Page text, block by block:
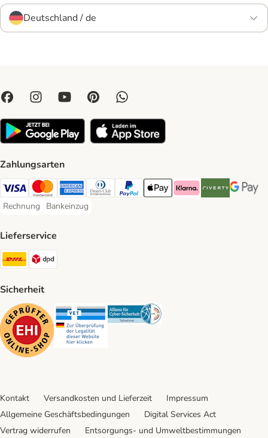
Deutschland / de
Zahlungsarten
Visa Payment Method
Mastercard Payment Method
American Express Payment Method
Diners Club Payment Method
PayPal Payment Method
Apple Pay Payment Method
Klarna Payment Method
Riverty Payment
Google
Rechnung
Rechnung Payment Method
Bankeinzug
Bankeinzug Payment Method
Lieferservice
DHL Shipping Method
Sicherheit
Security Security Security
Kontakt Versandkosten und Lieferzeit
Impressum
Allgemeine Geschäftsbedingungen
Digital Services Act
Vertrag widerrufen
Entsorgungs- und Umweltbestimmungen